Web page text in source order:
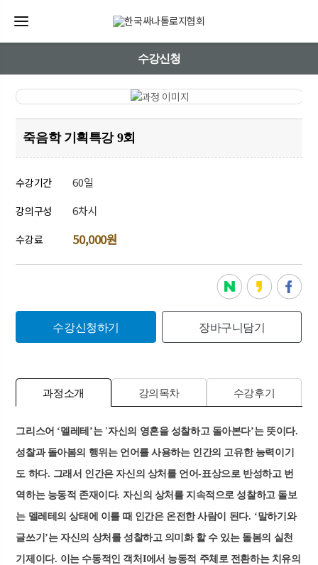
수강신청
죽음학 기획특강 9회
수강기간 60일
강의구성 6차시
수강료 50,000원
수강신청하기 장바구니담기
과정소개 강의목차 수강후기
그리스어 ‘멜레테 ’는 '자신의 영혼을 성찰하고 돌아본다’는 뜻이다.
성찰과 돌아봄의 행위는 언어를 사용하는 인간의 고유한 능력이기
도 하다. 그래서 인간은 자신의 상처를 언어-표상으로 반성하고 번
역하는 능동적 존재이다.자신의 상처를 지속적으로 성찰하고 돌보
는 멜레테의 상태에 이를 때 인간은 온전한 사람이 된다. ‘말하기와
글쓰기 ’는 자신의 상처를 성찰하고 의미화 할 수 있는 돌봄의 실천
기제이다. 이는 수동적인 객처 I에서 능동적 주체로 전환하는 치유의